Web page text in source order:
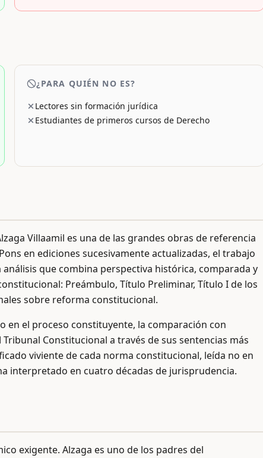
¿PARA QUIÉN NO ES?
Lectores sin formación jurídica
Estudiantes de primeros cursos de Derecho
Villaamil es una de las grandes obras de referencia
en ediciones sucesivamente actualizadas, el trabajo
que combina perspectiva histórica, comparada y
Preámbulo, Título Preliminar, Título I de los
sobre reforma constitucional.
en el proceso constituyente, la comparación con
Constitucional a través de sus sentencias más
viviente de cada norma constitucional, leída no en
interpretado en cuatro décadas de jurisprudencia.
exigente. Alzaga es uno de los padres del